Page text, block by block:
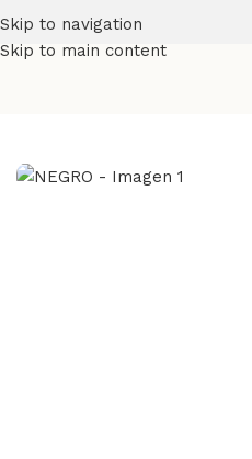
Skip to navigation
Skip to main content